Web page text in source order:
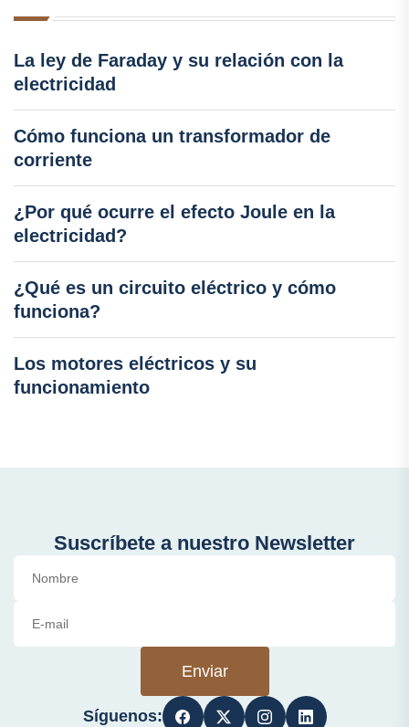
La ley de Faraday y su relación con la
electricidad
Cómo funciona un transformador de
corriente
¿Por qué ocurre el efecto Joule en la
electricidad?
¿Qué es un circuito eléctrico y cómo
funciona?
Los motores eléctricos y su
funcionamiento
Suscríbete a nuestro Newsletter
Enviar
Síguenos: